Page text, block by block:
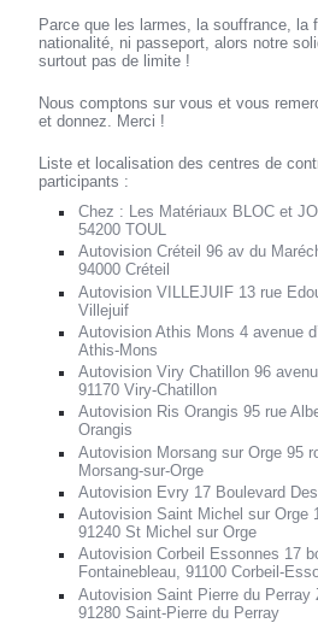
Parce que les larmes, la souffrance, la
nationalité, ni passeport, alors notre
surtout pas de limite !
Nous comptons sur vous et vous
et donnez. Merci !
Liste et localisation des centres de
participants :
Chez : Les Matériaux BLOC et
54200 TOUL
Autovision Créteil 96 av du
94000 Créteil
Autovision VILLEJUIF 13 rue
Villejuif
Autovision Athis Mons 4 avenue
Athis-Mons
Autovision Viry Chatillon 96
91170 Viry-Chatillon
Autovision Ris Orangis 95 rue
Orangis
Autovision Morsang sur Orge 95
Morsang-sur-Orge
Autovision Evry 17 Boulevard
Autovision Saint Michel sur Orge
91240 St Michel sur Orge
Autovision Corbeil Essonnes 17
Fontainebleau, 91100 Corbeil-
Autovision Saint Pierre du Perray
91280 Saint-Pierre du Perray